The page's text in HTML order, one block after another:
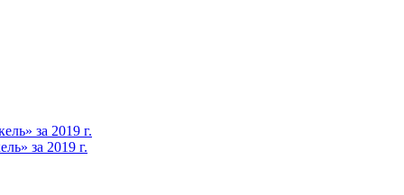
за 2019 г.
за 2019 г.